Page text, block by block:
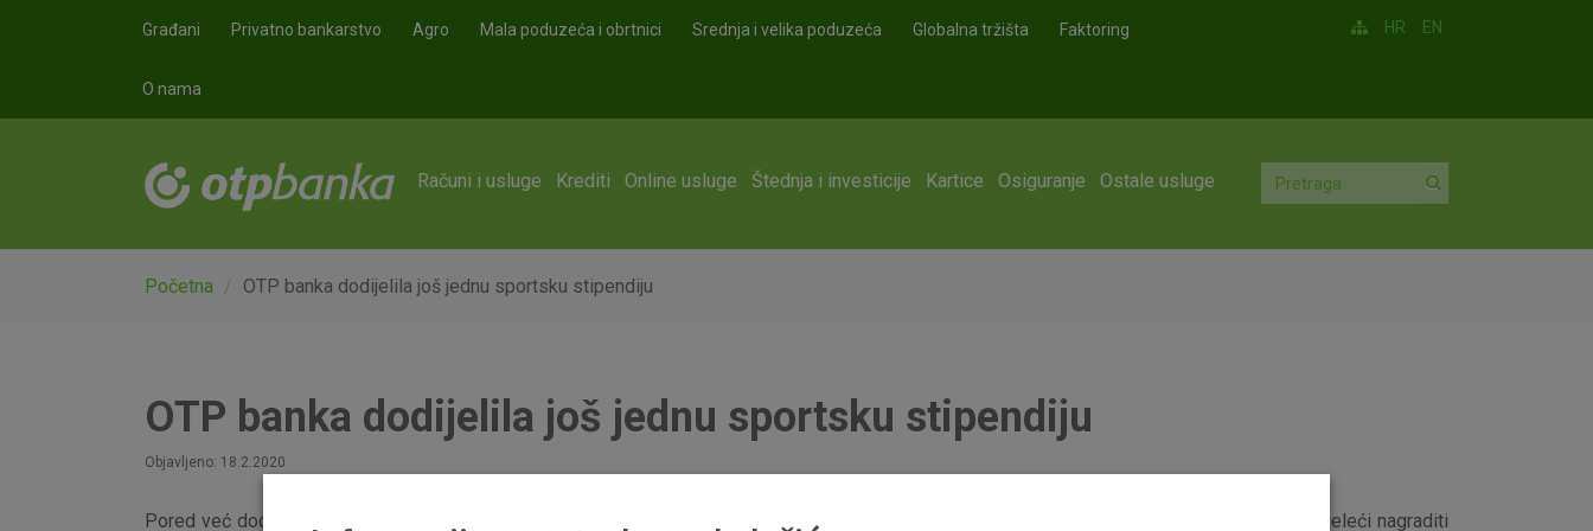
Građani Privatno bankarstvo Agro Mala poduzeća i obrtnici Srednja i velika poduzeća Globalna tržišta Faktoring
O nama
HR EN
Računi i usluge Krediti Online usluge Štednja i investicije Kartice Osiguranje Ostale usluge
Početna OTP banka dodijelila još jednu sportsku stipendiju
OTP banka dodijelila još jednu sportsku stipendiju
Objavljeno: 18.2.2020
Pored već dodijeljene četiri stipendije za studente sportaše u ovoj akademskoj godini OTP banka je dodijelila još jednu sportsku stipendiju, želeći nagraditi